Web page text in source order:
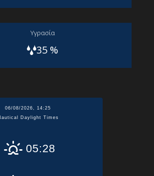
Yγρασία
35 %
06/08/2026, 14:25
Daylight Times
05:28